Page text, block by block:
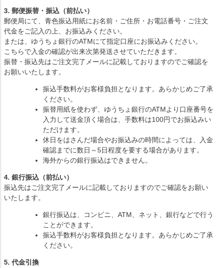
3. 郵便振替・振込（前払い）
郵便局にて、青色振込用紙にお名前・ご住所・お電話番号・ご注文
代金をご記入の上、お振込みください。
または、ゆうちょ銀行のATMにて指定口座にお振込みください。
こちらで入金の確認が出来次第発送させていただきます。
振替・振込先はご注文完了メールに記載しておりますのでご確認を
お願いいたします。
振込手数料がお客様負担となります。あらかじめご了承
ください。
振替用紙を使わず、ゆうちょ銀行のATMより口座番号を
入力して送金頂く場合は、手数料は100円でお振込みい
ただけます。
休日をはさんだ場合やお振込みの時間によっては、入金
確認までに数日～5日程度を要する場合があります。
海外からの銀行振込はできません。
4. 銀行振込（前払い）
振込先はご注文完了メールに記載しておりますのでご確認をお願い
いたします。
銀行振込は、コンビニ、ATM、ネット、銀行などで行う
ことができます。
振込手数料がお客様負担となります。あらかじめご了承
ください。
5. 代金引換